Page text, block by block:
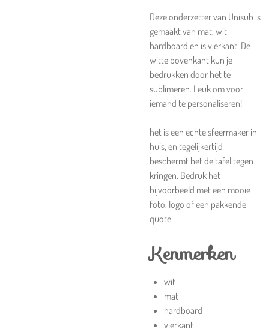
Deze onderzetter van Unisub is
gemaakt van mat, wit
hardboard en is vierkant. De
witte bovenkant kun je
bedrukken door het te
sublimeren. Leuk om voor
iemand te personaliseren!
het is een echte sfeermaker in
huis, en tegelijkertijd
beschermt het de tafel tegen
kringen. Bedruk het
bijvoorbeeld met een mooie
foto, logo of een pakkende
quote.
Kenmerken
wit
mat
hardboard
vierkant